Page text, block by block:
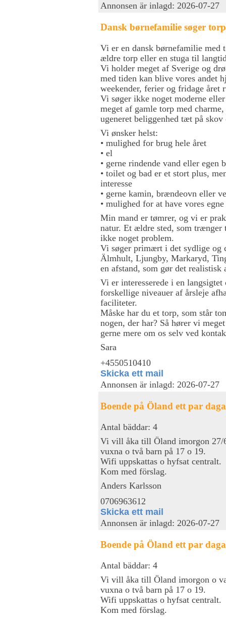
Annonsen är inlagd: 2026-07-27
Dansk børnefamilie søger
Vi er en dansk børnefamilie med
ældre torp eller en stuga til
Vi holder meget af Sverige og
med tiden kan blive vores andet
weekender, ferier og fridage året
Vi søger ikke noget moderne
meget af gamle torp med
ugeneret beliggenhed tæt på skov
Vi ønsker helst:
• mulighed for brug hele året
• el
• gerne rindende vand eller egen
• toilet og bad er et stort plus,
interesse
• gerne kamin, brændeovn eller
• mulighed for at have vores
Min mand er tømrer, og vi er
natur. Et ældre sted, som
ikke noget problem.
Vi søger primært i det sydlige og
Älmhult, Ljungby, Markaryd,
en afstand, som gør det realistisk
Vi er interesserede i en
forskellige niveauer af årsleje
faciliteter.
Måske har du et torp, som står
nogen, der har? Så hører vi
gerne mere om os selv ved
Sara
+4550510410
Skicka ett mail
Annonsen är inlagd: 2026-07-27
Boende på Öland ett par
Antal bäddar: 4
Vi vill åka till Öland imorgon 27/
vuxna o två barn på 17 o 19.
Wifi uppskattas o hyfsat centralt.
Kom med förslag.
Anders Karlsson
0706963612
Skicka ett mail
Annonsen är inlagd: 2026-07-27
Boende på Öland ett par
Antal bäddar: 4
Vi vill åka till Öland imorgon o
vuxna o två barn på 17 o 19.
Wifi uppskattas o hyfsat centralt.
Kom med förslag.